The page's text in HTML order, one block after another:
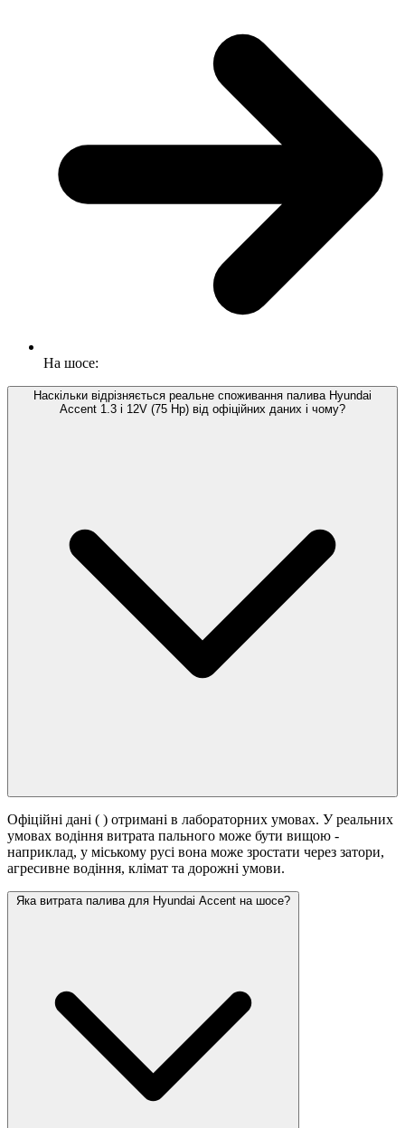
На шосе:
Наскільки відрізняється реальне споживання палива Hyundai
Accent 1.3 i 12V (75 Hp) від офіційних даних і чому?
Офіційні дані ( ) отримані в лабораторних умовах. У реальних
умовах водіння витрата пального може бути вищою -
наприклад, у міському русі вона може зростати через затори,
агресивне водіння, клімат та дорожні умови.
Яка витрата палива для Hyundai Accent на шосе?